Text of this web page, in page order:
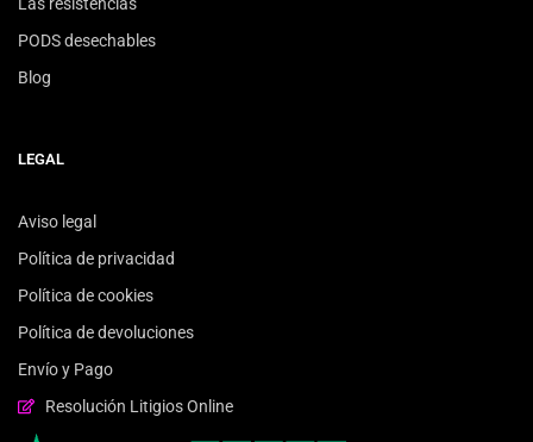
PODS desechables
Blog
LEGAL
Aviso legal
Política de privacidad
Política de cookies
Política de devoluciones
Envío y Pago
Resolución Litigios Online